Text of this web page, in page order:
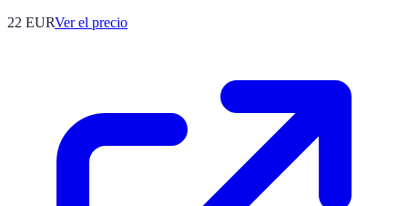
22 EURVer el precio